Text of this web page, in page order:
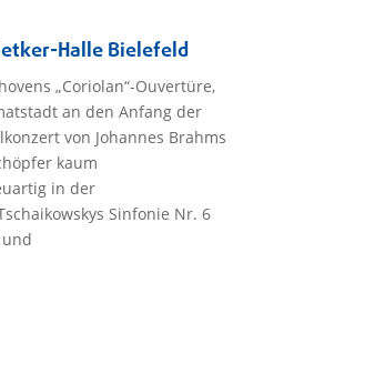
Halle Bielefeld
„Coriolan“-Ouvertüre,
an den Anfang der
von Johannes Brahms
kaum
in der
Sinfonie Nr. 6